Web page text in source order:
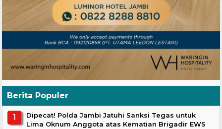
Berita Populer
Dipecat! Polda Jambi Jatuhi Sanksi Tegas untuk
Lima Oknum Anggota atas Kematian Brigadir EWS